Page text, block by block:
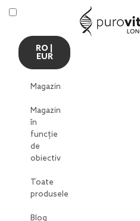
RO |
EUR
Magazin
Magazin
în
funcție
de
obiectiv
Toate
produsele
Blog